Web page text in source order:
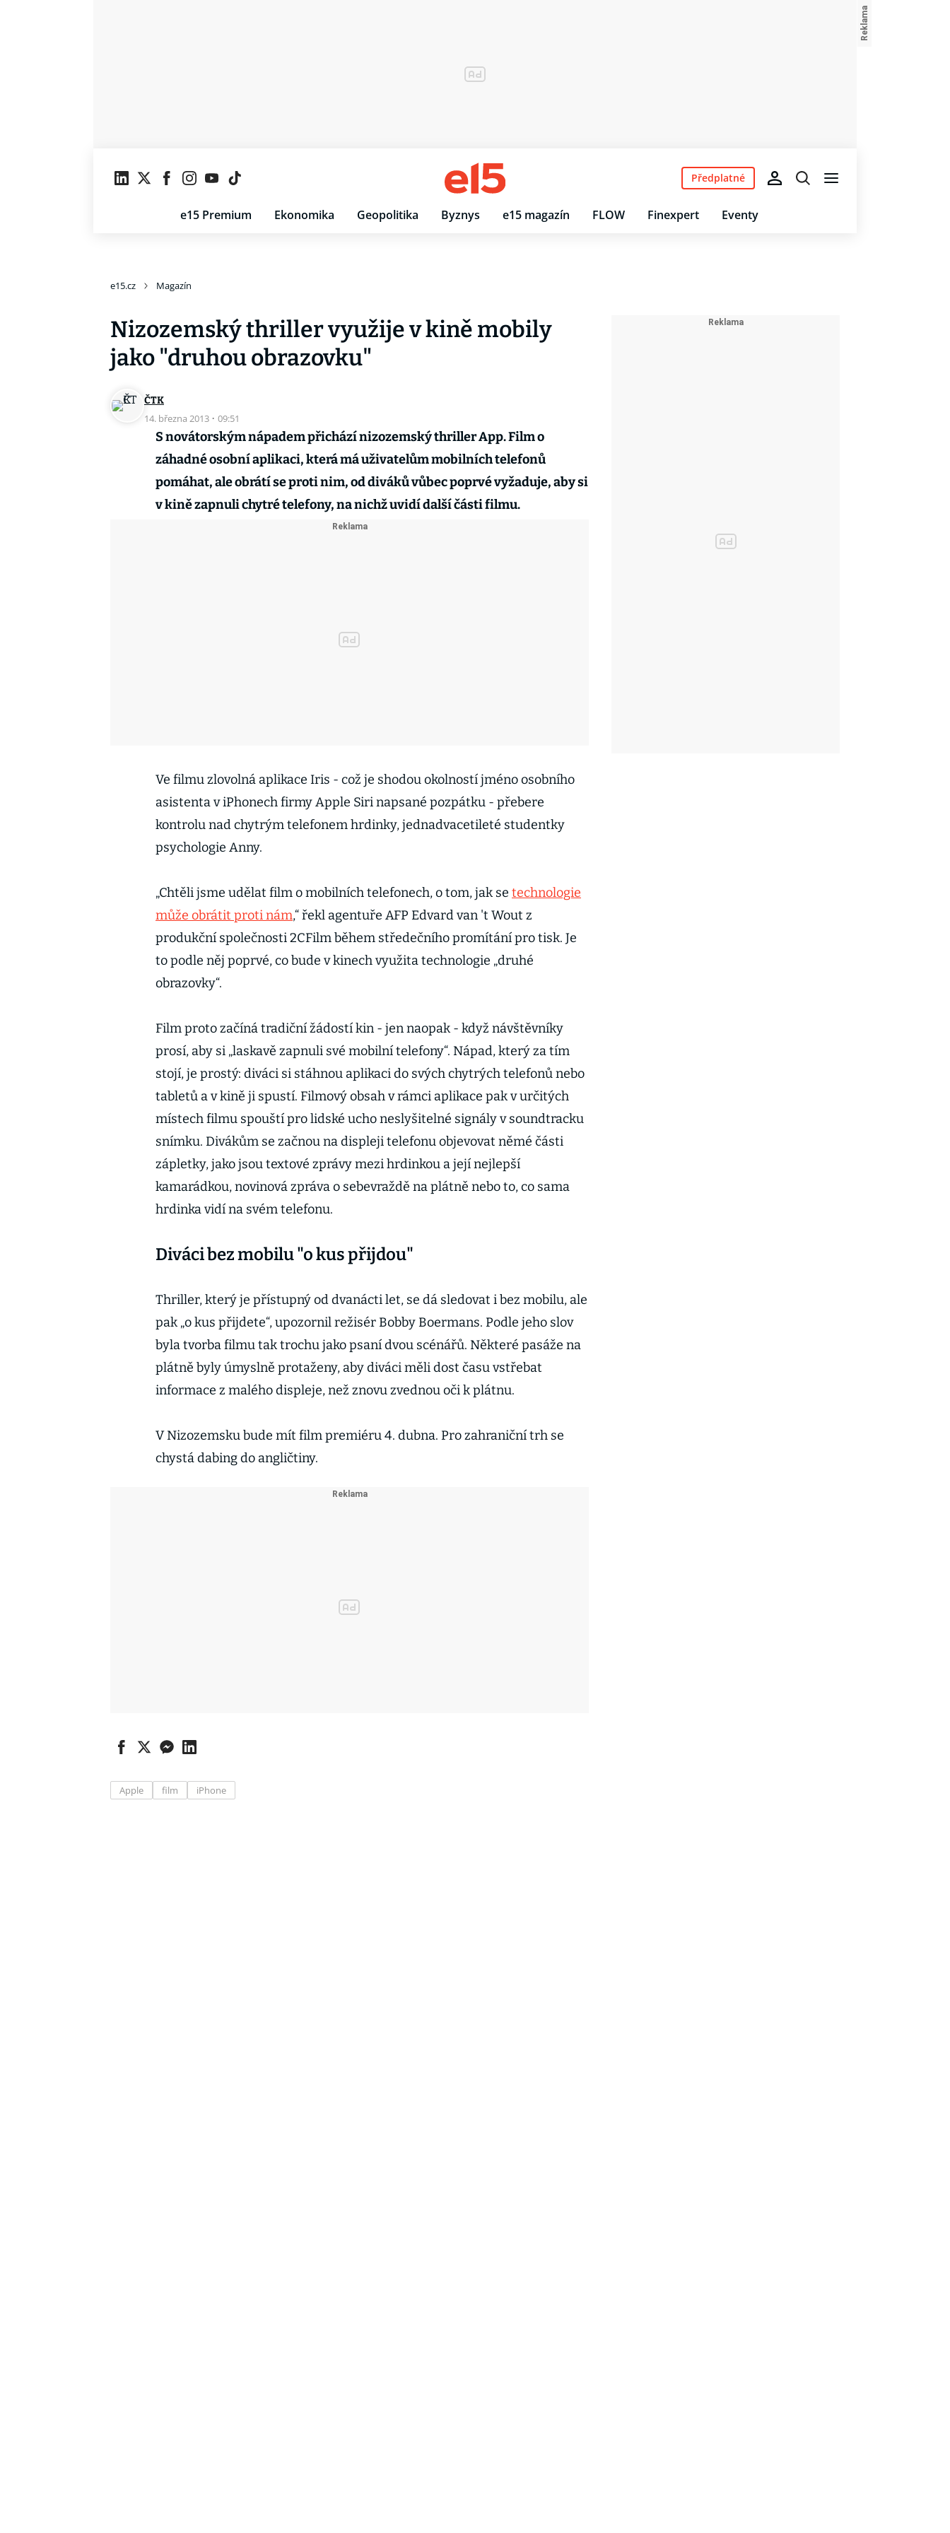
e15 Premium Ekonomika Geopolitika Byznys e15 magazín FLOW Finexpert Eventy
Předplatné
e15.cz Magazín
Nizozemský thriller využije v kině mobily
jako "druhou obrazovku"
ČTK
14. března 2013 · 09:51
S novátorským nápadem přichází nizozemský thriller App. Film o
záhadné osobní aplikaci, která má uživatelům mobilních telefonů
pomáhat, ale obrátí se proti nim, od diváků vůbec poprvé vyžaduje, aby si
v kině zapnuli chytré telefony, na nichž uvidí další části filmu.
Ve filmu zlovolná aplikace Iris - což je shodou okolností jméno osobního
asistenta v iPhonech firmy Apple Siri napsané pozpátku - přebere
kontrolu nad chytrým telefonem hrdinky, jednadvacetileté studentky
psychologie Anny.
„Chtěli jsme udělat film o mobilních telefonech, o tom, jak se technologie
může obrátit proti nám,“ řekl agentuře AFP Edvard van 't Wout z
produkční společnosti 2CFilm během středečního promítání pro tisk. Je
to podle něj poprvé, co bude v kinech využita technologie „druhé
obrazovky“.
Film proto začíná tradiční žádostí kin - jen naopak - když návštěvníky
prosí, aby si „laskavě zapnuli své mobilní telefony“. Nápad, který za tím
stojí, je prostý: diváci si stáhnou aplikaci do svých chytrých telefonů nebo
tabletů a v kině ji spustí. Filmový obsah v rámci aplikace pak v určitých
místech filmu spouští pro lidské ucho neslyšitelné signály v soundtracku
snímku. Divákům se začnou na displeji telefonu objevovat němé části
zápletky, jako jsou textové zprávy mezi hrdinkou a její nejlepší
kamarádkou, novinová zpráva o sebevraždě na plátně nebo to, co sama
hrdinka vidí na svém telefonu.
Diváci bez mobilu "o kus přijdou"
Thriller, který je přístupný od dvanácti let, se dá sledovat i bez mobilu, ale
pak „o kus přijdete“, upozornil režisér Bobby Boermans. Podle jeho slov
byla tvorba filmu tak trochu jako psaní dvou scénářů. Některé pasáže na
plátně byly úmyslně protaženy, aby diváci měli dost času vstřebat
informace z malého displeje, než znovu zvednou oči k plátnu.
V Nizozemsku bude mít film premiéru 4. dubna. Pro zahraniční trh se
chystá dabing do angličtiny.
Apple film iPhone